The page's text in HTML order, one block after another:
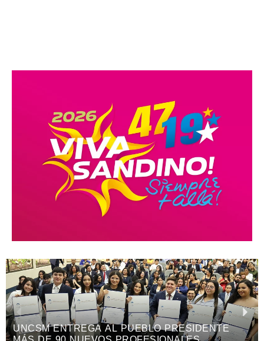
UNCSM ENTREGA AL PUEBLO PRESIDENTE